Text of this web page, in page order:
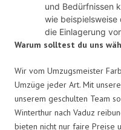
und Bedürfnissen
wie
die Einlagerung
Warum solltest du uns
Wir vom Umzugsmeister
Umzüge jeder Art. Mit
unserem geschulten Team
Winterthur nach Vaduz
bieten nicht nur faire Preise